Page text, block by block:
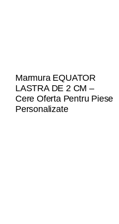
Marmura EQUATOR
LASTRA DE 2 CM –
Cere Oferta Pentru Piese
Personalizate